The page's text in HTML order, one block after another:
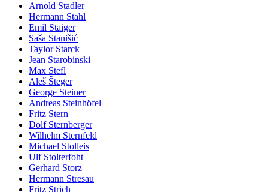
Arnold Stadler
Hermann Stahl
Emil Staiger
Saša Stanišić
Taylor Starck
Jean Starobinski
Max Stefl
Aleš Šteger
George Steiner
Andreas Steinhöfel
Fritz Stern
Dolf Sternberger
Wilhelm Sternfeld
Michael Stolleis
Ulf Stolterfoht
Gerhard Storz
Hermann Stresau
Fritz Strich